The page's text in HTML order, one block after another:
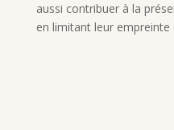
aussi contribuer à la
en limitant leur empreinte